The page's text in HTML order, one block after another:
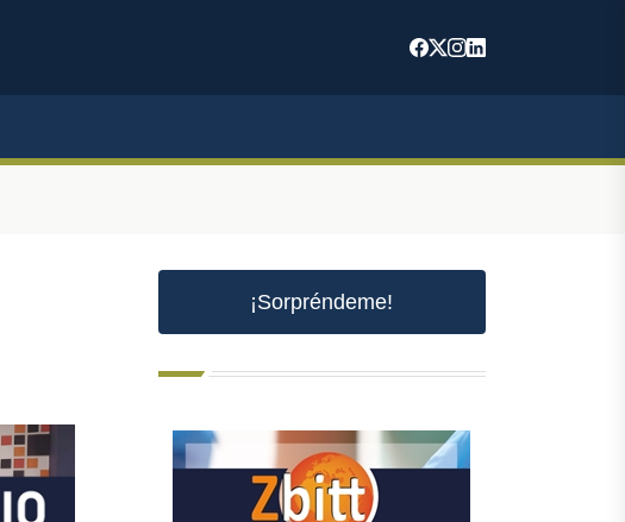
¡Sorpréndeme!